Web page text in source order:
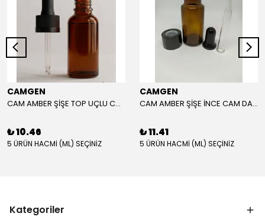
CAMGEN
CAM AMBER ŞİŞE TOP UÇLU CAM DAMLALIK ÇOCUK KİLİTLİ KAPAK SİYAH
₺ 10.46
5 ÜRÜN HACMİ (ML) SEÇİNİZ
CAMGEN
CAM AMBER ŞİŞE İNCE CAM DAMLALIK SİYAH KAPAK
₺ 11.41
5 ÜRÜN HACMİ (ML) SEÇİNİZ
Kategoriler